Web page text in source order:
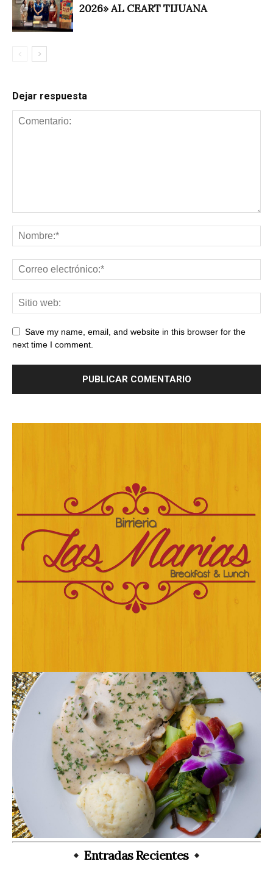
2026» AL CEART TIJUANA
Dejar respuesta
Save my name, email, and website in this browser for the
next time I comment.
Entradas Recientes